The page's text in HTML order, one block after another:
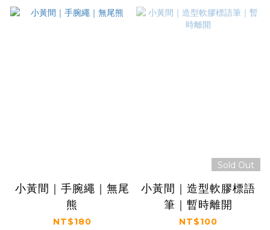
小黃間｜手腕繩｜無尾
熊
NT$180
Sold Out
小黃間｜造型軟膠標語
筆｜暫時離開
NT$100